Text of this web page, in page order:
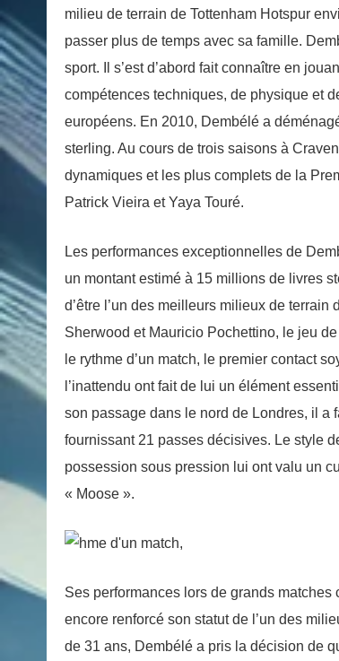
milieu de terrain de Tottenham Hotspur
passer plus de temps avec sa famille.
sport. Il s’est d’abord fait connaître en
compétences techniques, de physique et
européens. En 2010, Dembélé a
sterling. Au cours de trois saisons à
dynamiques et les plus complets de la
Patrick Vieira et Yaya Touré.
Les performances exceptionnelles de
un montant estimé à 15 millions de livres
d’être l’un des meilleurs milieux de
Sherwood et Mauricio Pochettino, le jeu
le rythme d’un match, le premier contact
l’inattendu ont fait de lui un élément
son passage dans le nord de Londres, il a
fournissant 21 passes décisives. Le style
possession sous pression lui ont valu un
« Moose ».
Ses performances lors de grands
encore renforcé son statut de l’un des
de 31 ans, Dembélé a pris la décision de